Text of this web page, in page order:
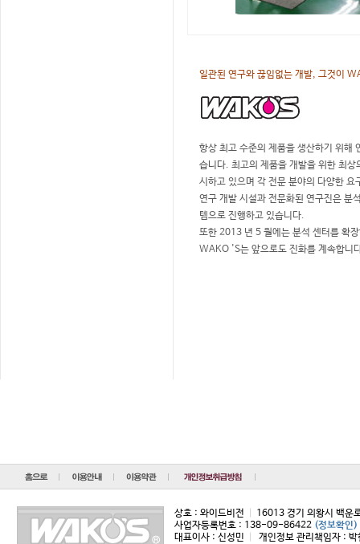
일관된 연구와 끊임없는 개발, 그것이
템으로 진행하고 있습니다.
또한 2013 년 5 월에는 분석 센터를 확
WAKO 'S는 앞으로도 진화를 계속합니
상호 : 와이드비전
16013 경기 의왕시 백운
사업자등록번호 : 138-09-86422 (정보확인)
대표이사 : 신성민
개인정보 관리책임자 : 박